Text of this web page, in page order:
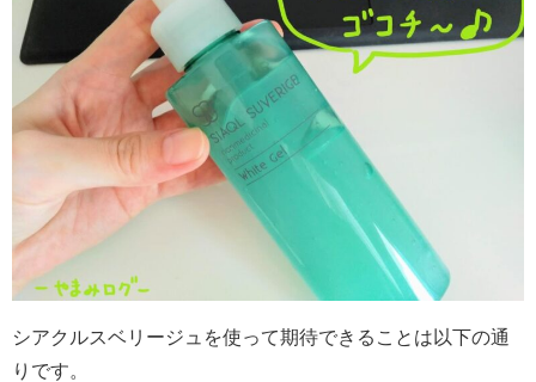
シアクルスベリージュを使って期待できることは以下の通
りです。